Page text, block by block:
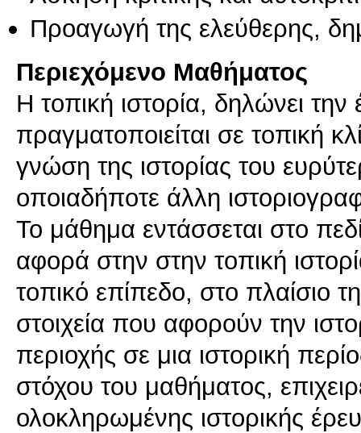
Προαγωγή της ελεύθερης,
Περιεχόμενο Μαθήματος
Η τοπική ιστορία, δηλώνει
πραγματοποιείται σε τοπική
γνώση της ιστορίας του
οποιαδήποτε άλλη
Το μάθημα εντάσσεται στο
αφορά στην στην τοπική
τοπικό επίπεδο, στο πλαίσιο
στοιχεία που αφορούν την
περιοχής σε μια ιστορική
στόχου του μαθήματος,
ολοκληρωμένης ιστορικής